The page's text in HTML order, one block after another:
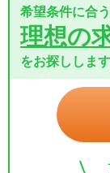
希望条件に合う
理想の
をお探しします